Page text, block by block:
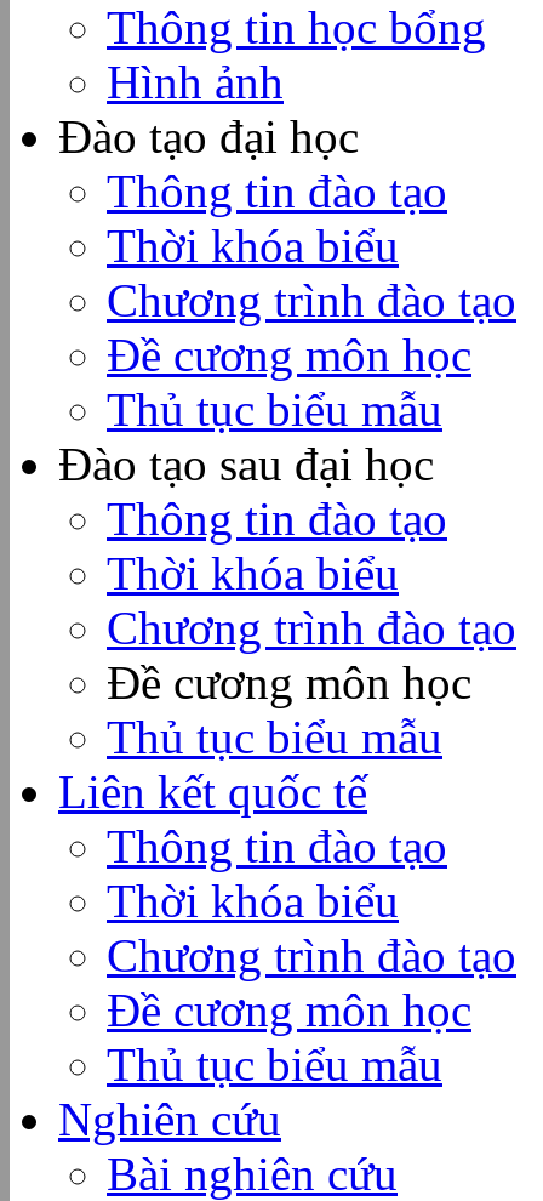
Thông tin học bổng
Hình ảnh
Đào tạo đại học
Thông tin đào tạo
Thời khóa biểu
Chương trình đào tạo
Đề cương môn học
Thủ tục biểu mẫu
Đào tạo sau đại học
Thông tin đào tạo
Thời khóa biểu
Chương trình đào tạo
Đề cương môn học
Thủ tục biểu mẫu
Liên kết quốc tế
Thông tin đào tạo
Thời khóa biểu
Chương trình đào tạo
Đề cương môn học
Thủ tục biểu mẫu
Nghiên cứu
Bài nghiên cứu